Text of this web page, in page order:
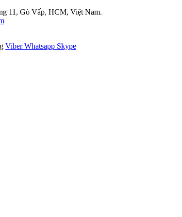
11, Gò Vấp, HCM, Việt Nam.
Viber Whatsapp Skype